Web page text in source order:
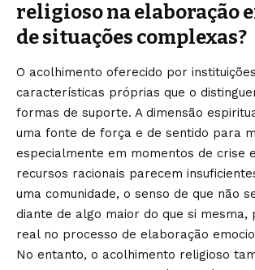
religioso na elaboração
de situações complexas?
O acolhimento oferecido por
características próprias que o
formas de suporte. A dimensão
uma fonte de força e de sentido para
especialmente em momentos de crise
recursos racionais parecem
uma comunidade, o senso de que não
diante de algo maior do que si
real no processo de elaboração
No entanto, o acolhimento religioso